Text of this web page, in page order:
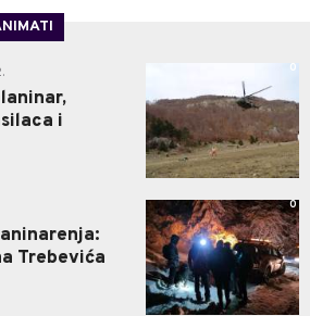
i
0
Trebevića
0